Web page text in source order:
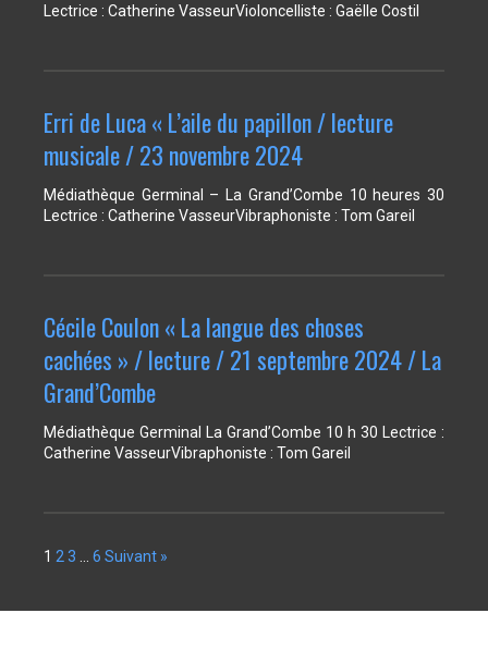
Lectrice : Catherine VasseurVioloncelliste : Gaëlle Costil
Erri de Luca « L’aile du papillon / lecture
musicale / 23 novembre 2024
Médiathèque Germinal – La Grand’Combe 10 heures 30
Lectrice : Catherine VasseurVibraphoniste : Tom Gareil
Cécile Coulon « La langue des choses
cachées » / lecture / 21 septembre 2024 / La
Grand’Combe
Médiathèque Germinal La Grand’Combe 10 h 30 Lectrice :
Catherine VasseurVibraphoniste : Tom Gareil
1 2 3 6 Suivant »